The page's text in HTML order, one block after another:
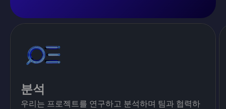
분석
우리는 프로젝트를 연구하고 분석하며 팀과 협력하